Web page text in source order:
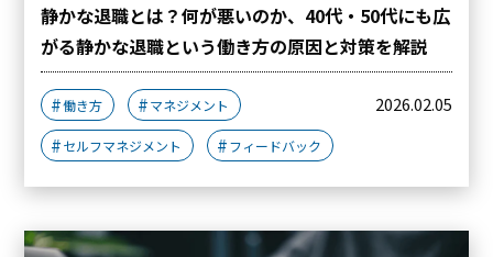
静かな退職とは？何が悪いのか、40代・50代にも広
がる静かな退職という働き方の原因と対策を解説
働き方 マネジメント
セルフマネジメント フィードバック
2026.02.05